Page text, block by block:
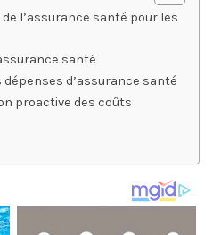
l’assurance santé pour les
santé
d’assurance santé
proactive des coûts